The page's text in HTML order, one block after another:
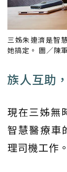
三姊朱連濟是智
她搞定。 圖／陳
族人互助
現在三姊無
智慧醫療車
理司機工作。